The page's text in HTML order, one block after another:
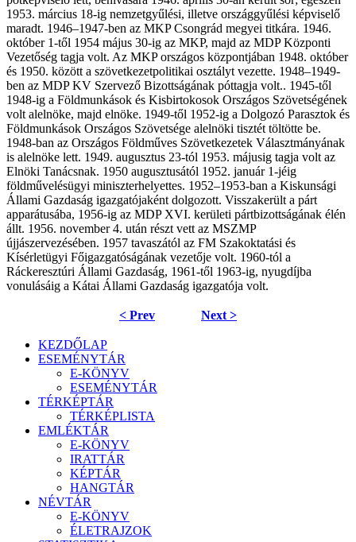
1953. március 18-ig nemzetgyűlési, illetve országgyűlési képviselő
maradt. 1946–1947-ben az MKP Csongrád megyei titkára. 1946.
október 1-től 1954 május 30-ig az MKP, majd az MDP Központi
Vezetőség tagja volt. Az MKP országos központjában 1948. október
és 1950. között a szövetkezetpolitikai osztályt vezette. 1948–1949-
ben az MDP KV Szervező Bizottságának póttagja volt.. 1945-től
1948-ig a Földmunkások és Kisbirtokosok Országos Szövetségének
volt alelnöke, majd elnöke. 1949-től 1952-ig a Dolgozó Parasztok és
Földmunkások Országos Szövetsége alelnöki tisztét töltötte be.
1948-ban az Országos Földműves Szövetkezetek Választmányának
is alelnöke lett. 1949. augusztus 23-tól 1953. májusig tagja volt az
Elnöki Tanácsnak. 1950 augusztusától 1952. január 1-jéig
földművelésügyi miniszterhelyettes. 1952–1953-ban a Kiskunsági
Állami Gazdaság igazgatójaként dolgozott. Visszakerült a párt
apparátusába, 1956-ig az MDP XVI. kerületi pártbizottságának élén
állt. 1956. november 4. után részt vett az MSZMP
újjászervezésében. 1957 tavaszától az FM Szakoktatási és
Kísérletügyi Főigazgatóságának vezetője volt. 1960-tól a
Ráckeresztúri Állami Gazdaság, 1961-től 1963-ig, nyugdíjba
vonulásáig a Kátai Állami Gazdaság igazgatója volt.
< Prev Next >
KEZDŐLAP
ESEMÉNYTÁR
E-KÖNYV
ESEMÉNYTÁR
TÉRKÉPTÁR
TÉRKÉPLISTA
EMLÉKTÁR
E-KÖNYV
IRATTÁR
KÉPTÁR
HANGTÁR
NÉVTÁR
E-KÖNYV
ÉLETRAJZOK